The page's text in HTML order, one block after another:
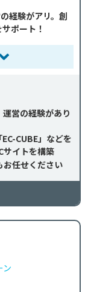
経験がアリ。創
ポート！
営の経験があり
CUBE」などを
サイトを構築
お任せください
ン